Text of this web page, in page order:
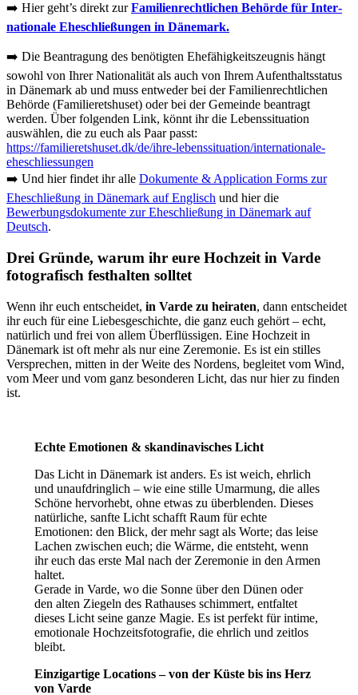
➡️ Hier geht’s direkt zurFa­mi­li­en­re­cht­li­chen Be­hörde für In­ter­
na­tio­na­le Ehe­s­chließun­gen in Dänemark.
➡️ Die Beantragung des benötigten Ehefähigkeitszeugnis hängt
sowohl von Ihrer Nationalität als auch von Ihrem Aufenthaltsstatus
in Dänemark ab und muss entweder bei der Familienrechtlichen
Behörde (Familieretshuset) oder bei der Gemeinde beantragt
werden. Über folgenden Link, könnt ihr die Lebenssituation
auswählen, die zu euch als Paar passt:
https://familieretshuset.dk/de/ihre-lebenssituation/internationale-
eheschliessungen
➡️ Und hier findet ihr alle Dokumente & Application Forms zur
Eheschließung in Dänemark auf Englisch und hier die
Bewerbungsdokumente zur Eheschließung in Dänemark auf
Deutsch.
Drei Gründe, warum ihr eure Hochzeit in Varde
fotografisch festhalten solltet
Wenn ihr euch entscheidet, in Varde zu heiraten, dann entscheidet
ihr euch für eine Liebesgeschichte, die ganz euch gehört – echt,
natürlich und frei von allem Überflüssigen. Eine Hochzeit in
Dänemark ist oft mehr als nur eine Zeremonie. Es ist ein stilles
Versprechen, mitten in der Weite des Nordens, begleitet vom Wind,
vom Meer und vom ganz besonderen Licht, das nur hier zu finden
ist.
Echte Emotionen & skandinavisches Licht
Das Licht in Dänemark ist anders. Es ist weich, ehrlich
und unaufdringlich – wie eine stille Umarmung, die alles
Schöne hervorhebt, ohne etwas zu überblenden. Dieses
natürliche, sanfte Licht schafft Raum für echte
Emotionen: den Blick, der mehr sagt als Worte; das leise
Lachen zwischen euch; die Wärme, die entsteht, wenn
ihr euch das erste Mal nach der Zeremonie in den Armen
haltet.
Gerade in Varde, wo die Sonne über den Dünen oder
den alten Ziegeln des Rathauses schimmert, entfaltet
dieses Licht seine ganze Magie. Es ist perfekt für intime,
emotionale Hochzeitsfotografie, die ehrlich und zeitlos
bleibt.
Einzigartige Locations – von der Küste bis ins Herz
von Varde